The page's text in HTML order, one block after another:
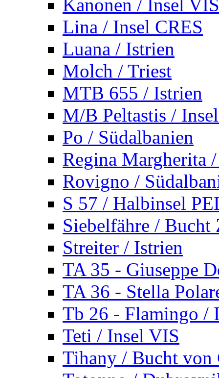
Kanonen / Insel VIS
Lina / Insel CRES
Luana / Istrien
Molch / Triest
MTB 655 / Istrien
M/B Peltastis /
Po / Südalbanien
Regina Margherita
Rovigno /
S 57 / Halbinsel
Siebelfähre / Bucht
Streiter / Istrien
TA 35 - Giuseppe
TA 36 - Stella
Tb 26 - Flamingo /
Teti / Insel VIS
Tihany / Bucht von